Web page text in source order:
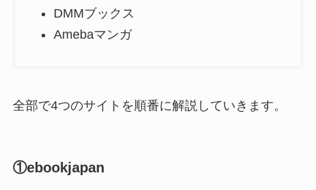
DMMブックス
Amebaマンガ
全部で4つのサイトを順番に解説していきます。
①ebookjapan